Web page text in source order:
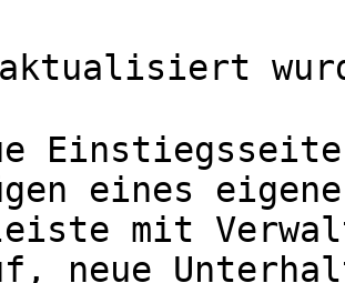
aktualisiert
eines
mit
neue